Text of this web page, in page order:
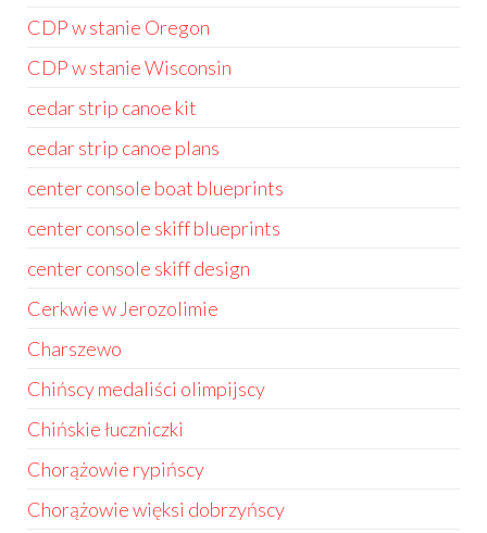
CDP w stanie Oregon
CDP w stanie Wisconsin
cedar strip canoe kit
cedar strip canoe plans
center console boat blueprints
center console skiff blueprints
center console skiff design
Cerkwie w Jerozolimie
Charszewo
Chińscy medaliści olimpijscy
Chińskie łuczniczki
Chorążowie rypińscy
Chorążowie więksi dobrzyńscy